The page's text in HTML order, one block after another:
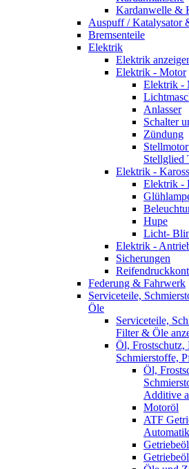
Kardanwelle &
Auspuff / Katalysator
Bremsenteile
Elektrik
Elektrik
Elektrik - Motor
Elektrik -
Anlasser
Schalter
Zündung
Stellglied
Elektrik -
Elektrik -
Hupe
Licht-
Elektrik -
Sicherungen
Federung & Fahrwerk
Serviceteile,
Öle
Serviceteile,
Filter & Öle
Öl, Frostschutz,
Schmierstoffe,
Öl,
Additive
Motoröl
ATF